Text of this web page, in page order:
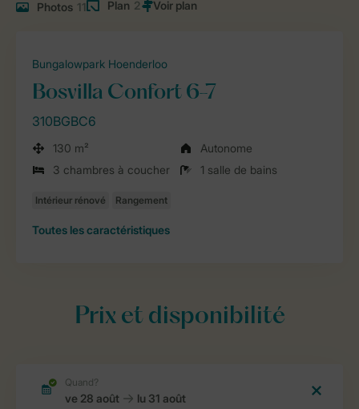
Photos 11 Plan 2
Bungalowpark Hoenderloo
Bosvilla Confort 6-7
310BGBC6
130 m²
Autonome
3 chambres à coucher
1 salle de bains
Toutes les caractéristiques
Prix et disponibilité